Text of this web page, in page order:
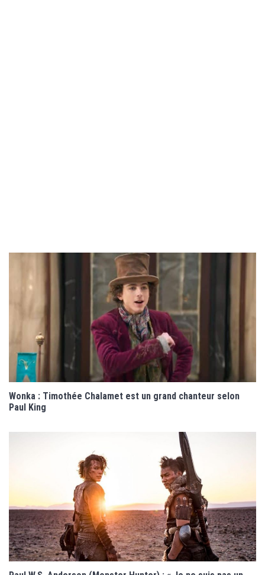
Wonka : Timothée Chalamet est un grand chanteur selon
Paul King